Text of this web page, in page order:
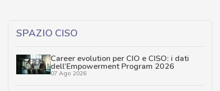
SPAZIO CISO
Career evolution per CIO e CISO: i dati
dell’Empowerment Program 2026
07 Ago 2026